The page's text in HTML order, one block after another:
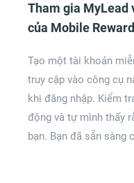
Tham gia MyLead
của Mobile
Tạo một tài khoản
truy cập vào công cụ
khi đăng nhập. Kiểm
động và tự mình thấy
bạn. Bạn đã sẵn sàng